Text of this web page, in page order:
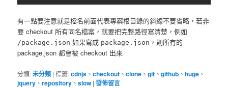
有一點要注意就是檔名前面代表專案根目錄的斜線不要省略，若非
要 checkout 所有同名檔案，就要把完整路徑寫清楚，例如
/package.json 如果寫成 package.json ，則所有的
package.json 都會被 checkout 出來
分類:未分類 |標籤:cdnjs 、checkout 、clone 、git 、github 、huge 、
jquery 、repository 、slow |發佈留言